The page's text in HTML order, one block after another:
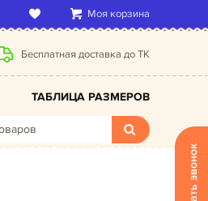
Моя корзина
Бесплатная доставка до ТК
ТАБЛИЦА РАЗМЕРОВ